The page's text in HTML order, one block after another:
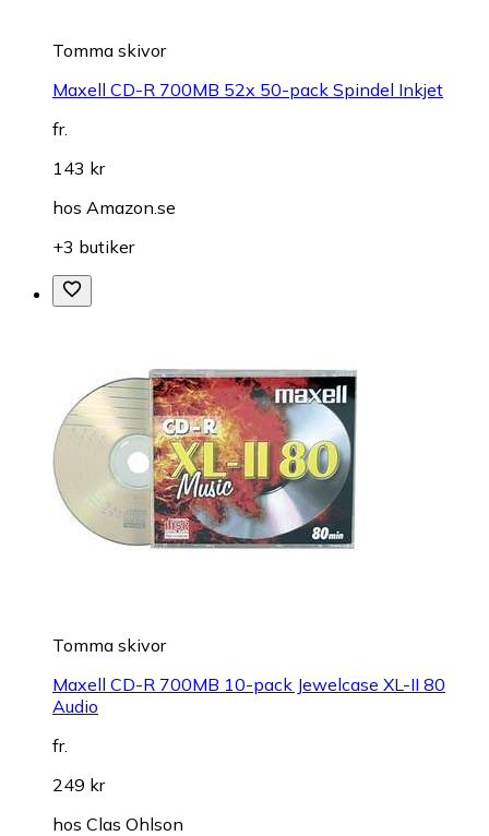
Tomma skivor
Maxell CD-R 700MB 52x 50-pack Spindel Inkjet
fr.
143 kr
hos Amazon.se
+3 butiker
Tomma skivor
Maxell CD-R 700MB 10-pack Jewelcase XL-II 80
Audio
fr.
249 kr
hos Clas Ohlson